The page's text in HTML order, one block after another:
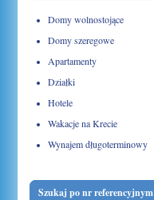
Domy wolnostojące
Domy szeregowe
Apartamenty
Działki
Hotele
Wakacje na Krecie
Wynajem długoterminowy
Szukaj po nr referencyjnym